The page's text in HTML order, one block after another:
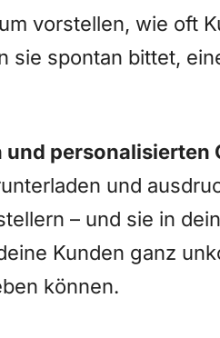
vorstellen, wie oft
sie spontan bittet,
personalisierten
und
– und sie in
Kunden ganz
können.